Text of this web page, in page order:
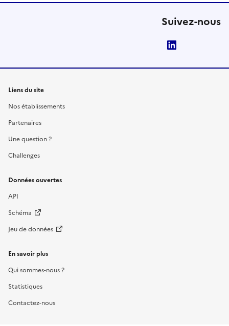
Suivez-nous
Liens du site
Nos établissements
Partenaires
Une question ?
Challenges
Données ouvertes
API
Schéma
Jeu de données
En savoir plus
Qui sommes-nous ?
Statistiques
Contactez-nous